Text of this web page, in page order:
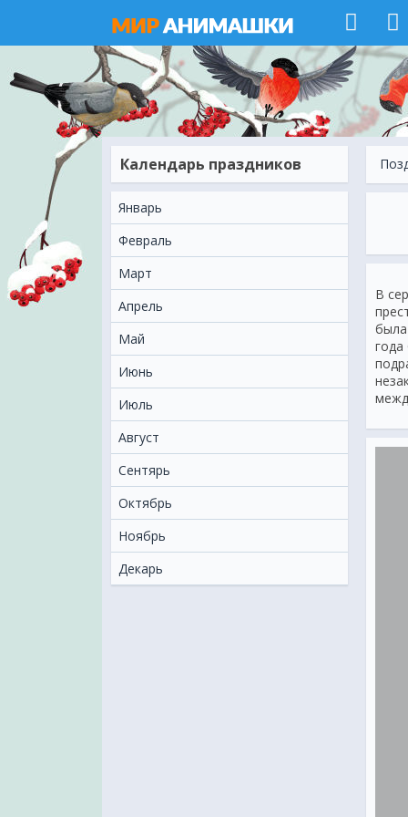
Календарь праздников
Январь
Февраль
Март
Апрель
Май
Июнь
Июль
Август
Сентярь
Октябрь
Ноябрь
Декарь
В